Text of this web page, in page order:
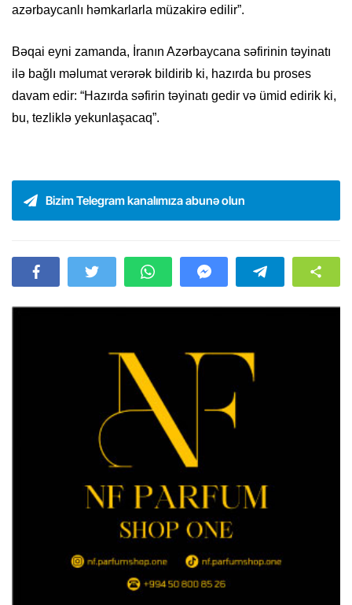
azərbaycanlı həmkarlarla müzakirə edilir”.
Bəqai eyni zamanda, İranın Azərbaycana səfirinin təyinatı
ilə bağlı məlumat verərək bildirib ki, hazırda bu proses
davam edir: “Hazırda səfirin təyinatı gedir və ümid edirik ki,
bu, tezliklə yekunlaşacaq”.
Bizim Telegram kanalımıza abunə olun